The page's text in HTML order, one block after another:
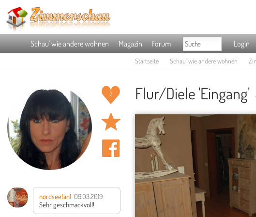
Schau' wie andere wohnen Magazin Forum Login
Startseite Schau' wie andere wohnen
7
nordseefan1 09.03.2019
Sehr geschmackvoll!
Flur/Diele 'Eingang'